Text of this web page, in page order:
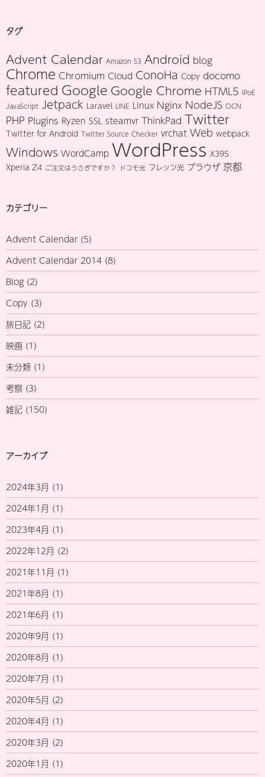
タグ
Advent Calendar Amazon S3 Android blog
Chrome Chromium Cloud ConoHa Copy docomo
featured Google Google Chrome HTML5 IPoE
JavaScript Jetpack Laravel LINE Linux Nginx NodeJS OCN
PHP Plugins Ryzen SSL steamvr ThinkPad Twitter
Twitter for Android Twitter Source Checker vrchat Web webpack
Windows WordCamp WordPress X395
Xperia Z4 ご注文はうさぎですか？ ドコモ光 フレッツ光 ブラウザ 京都
カテゴリー
Advent Calendar (5)
Advent Calendar 2014 (8)
Blog (2)
Copy (3)
旅日記 (2)
映画 (1)
未分類 (1)
考察 (3)
雑記 (150)
アーカイブ
2024年3月 (1)
2024年1月 (1)
2023年4月 (1)
2022年12月 (2)
2021年11月 (1)
2021年8月 (1)
2021年6月 (1)
2020年9月 (1)
2020年8月 (1)
2020年7月 (1)
2020年5月 (2)
2020年4月 (1)
2020年3月 (2)
2020年1月 (1)